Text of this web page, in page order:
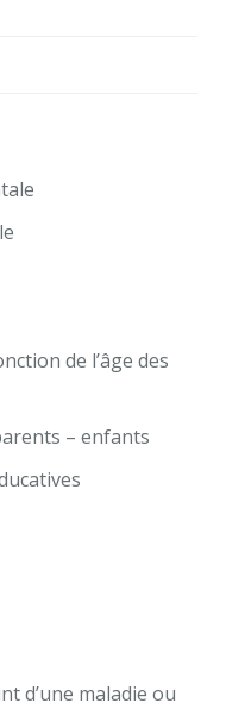
de l’âge des
– enfants
d’une maladie ou